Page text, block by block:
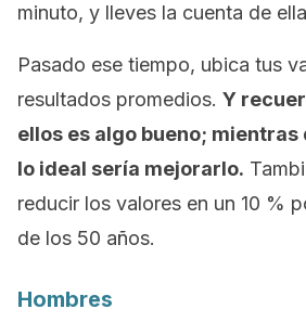
minuto, y lleves la cuenta de
Pasado ese tiempo, ubica tus
resultados promedios. Y
ellos es algo bueno; mientras
lo ideal sería mejorarlo.
reducir los valores en un 10 %
de los 50 años.
Hombres